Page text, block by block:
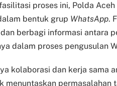
proses ini, Polda
bentuk grup WhatsApp.
berbagi informasi antara
dalam proses pengusulan
kolaborasi dan kerja sama
menuntaskan permasalahan